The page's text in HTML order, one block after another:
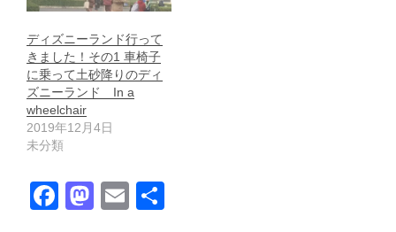
ディズニーランド行って
きました！その1 車椅子
に乗って土砂降りのディ
ズニーランド In a
wheelchair
2019年12月4日
未分類
F
M
E